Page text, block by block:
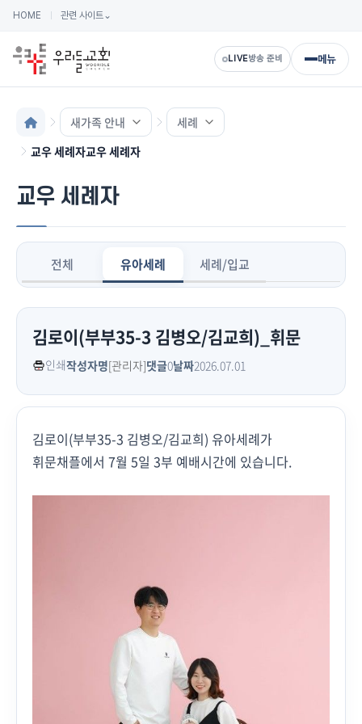
HOME 관련 사이트⌄
LIVE방송 준비 메뉴
새가족 안내
세례
교우 세례자교우 세례자
교우 세례자
전체 유아세례 세례/입교
김로이(부부35-3 김병오/김교희)_휘문
인쇄작성자명[관리자]댓글0날짜2026.07.01
김로이(부부35-3 김병오/김교희) 유아세례가
휘문채플에서 7월 5일 3부 예배시간에 있습니다.